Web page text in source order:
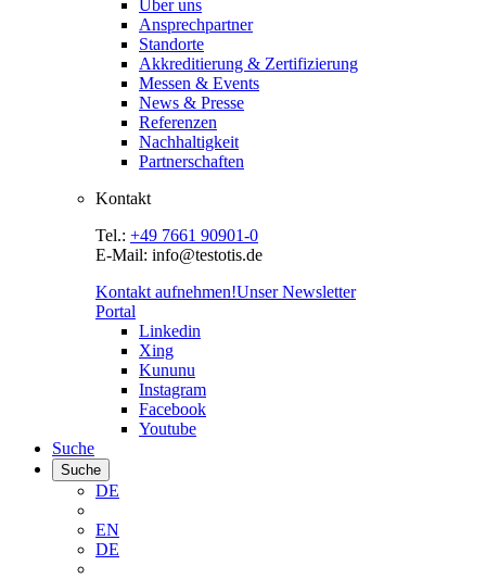
Über uns
Ansprechpartner
Standorte
Akkreditierung & Zertifizierung
Messen & Events
News & Presse
Referenzen
Nachhaltigkeit
Partnerschaften
Kontakt
Tel.: +49 7661 90901-0
E-Mail: info@testotis.de
Kontakt aufnehmen!Unser Newsletter
Portal
Linkedin
Xing
Kununu
Instagram
Facebook
Youtube
Suche
Suche
DE
EN
DE